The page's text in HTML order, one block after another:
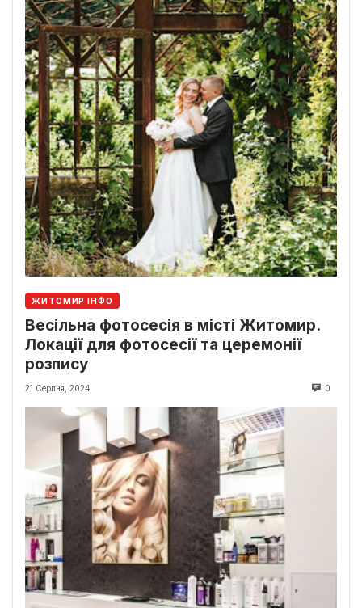
ЖИТОМИР ІНФО
Весільна фотосесія в місті Житомир.
Локації для фотосесії та церемонії
розпису
21 Серпня, 2024 0